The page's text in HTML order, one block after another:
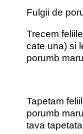
Fulgii de
Trecem
cate una) si
porumb
Tapetam
porumb
tava